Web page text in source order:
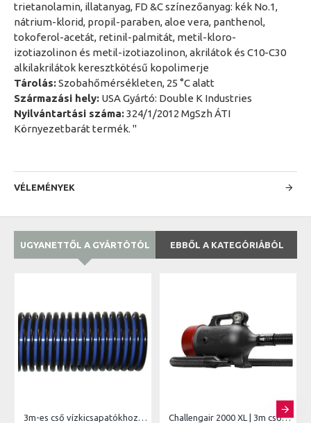
trietanolamin, illatanyag, FD &C színezőanyag: kék No.1,
nátrium-klorid, propil-paraben, aloe vera, panthenol,
tokoferol-acetát, retinil-palmitát, metil-kloro-
izotiazolinon és metil-izotiazolinon, akrilátok és C10-C30
alkilakrilátok keresztkötésű kopolimerje
Tárolás:Szobahőmérsékleten, 25 °C alatt
Származási hely: USA Gyártó: Double K Industries
Nyilvántartási száma:324/1/2012 MgSzh ÁTI
Környezetbarát termék. "
VÉLEMÉNYEK
UGYANETTŐL A GYÁRTÓTÓL EBBŐL A KATEGÓRIÁBÓL
3m-es cső vízkicsapatókhoz | 850 Challengair 2000 XL | 3m csővel vari.seb.